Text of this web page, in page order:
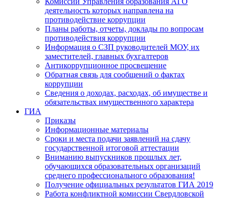
деятельность которых направлена на
противодействие коррупции
Планы работы, отчеты, доклады по вопросам
противодействия коррупции
Информация о СЗП руководителей МОУ, их
заместителей, главных бухгалтеров
Антикоррупционное просвещение
Обратная связь для сообщений о фактах
коррупции
Сведения о доходах, расходах, об имуществе и
обязательствах имущественного характера
ГИА
Приказы
Информационные материалы
Сроки и места подачи заявлений на сдачу
государственной итоговой аттестации
Вниманию выпускников прошлых лет,
обучающихся образовательных организаций
среднего профессионального образования!
Получение официальных результатов ГИА 2019
Работа конфликтной комиссии Свердловской